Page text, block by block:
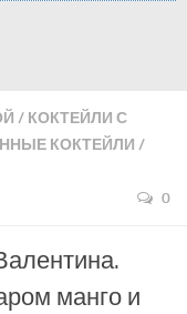
/ КОКТЕЙЛИ С
КОКТЕЙЛИ /
0
манго и